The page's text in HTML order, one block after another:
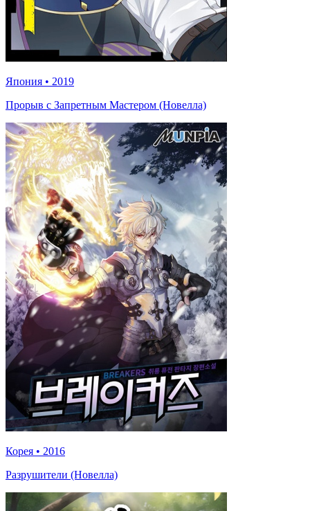
Япония • 2019
Прорыв с Запретным Мастером (Новелла)
Корея • 2016
Разрушители (Новелла)